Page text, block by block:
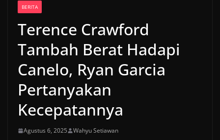
BERITA
Terence Crawford
Tambah Berat Hadapi
Canelo, Ryan Garcia
Pertanyakan
Kecepatannya
Agustus 6, 2025 Wahyu Setiawan